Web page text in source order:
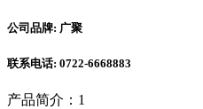
公司品牌: 广聚
联系电话: 0722-6668883
产品简介：1